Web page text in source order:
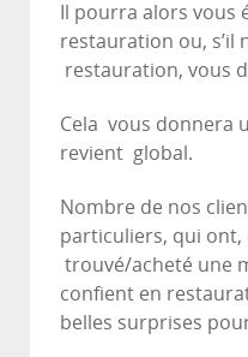
Il pourra alors vous
restauration ou, s’il
restauration, vous
Cela vous donnera
revient global.
Nombre de nos
particuliers, qui ont,
trouvé/acheté une
confient en
belles surprises